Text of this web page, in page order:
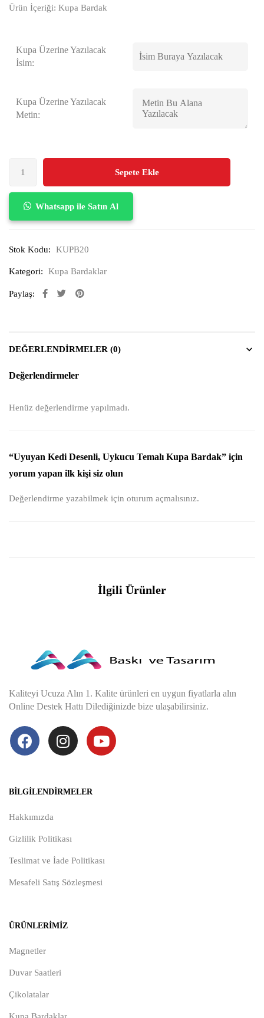
Ürün İçeriği: Kupa Bardak
Kupa Üzerine Yazılacak
İsim:
Kupa Üzerine Yazılacak
Metin:
Sepete Ekle
Whatsapp ile Satın Al
Stok Kodu: KUPB20
Kategori: Kupa Bardaklar
Paylaş:
DEĞERLENDIRMELER (0)
Değerlendirmeler
Henüz değerlendirme yapılmadı.
“Uyuyan Kedi Desenli, Uykucu Temalı Kupa Bardak” için
yorum yapan ilk kişi siz olun
Değerlendirme yazabilmek için oturum açmalısınız.
İlgili Ürünler
Kaliteyi Ucuza Alın 1. Kalite ürünleri en uygun fiyatlarla alın
Online Destek Hattı Dilediğinizde bize ulaşabilirsiniz.
BILGILENDIRMELER
Hakkımızda
Gizlilik Politikası
Teslimat ve İade Politikası
Mesafeli Satış Sözleşmesi
ÜRÜNLERIMIZ
Magnetler
Duvar Saatleri
Çikolatalar